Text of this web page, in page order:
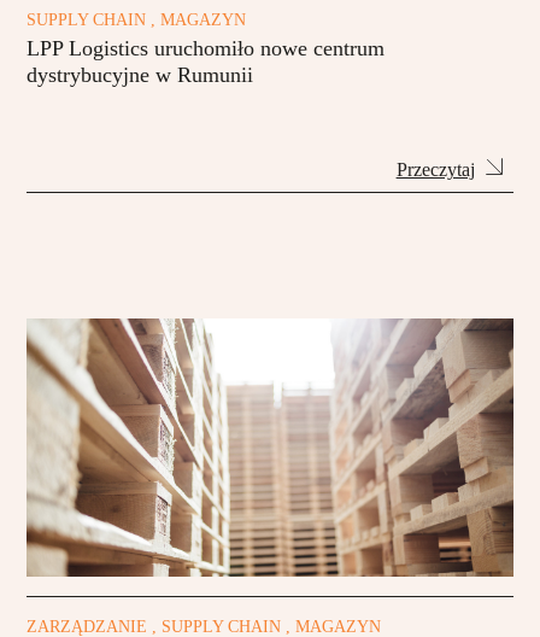
SUPPLY CHAIN , MAGAZYN
LPP Logistics uruchomiło nowe centrum
dystrybucyjne w Rumunii
Przeczytaj
ZARZĄDZANIE , SUPPLY CHAIN , MAGAZYN